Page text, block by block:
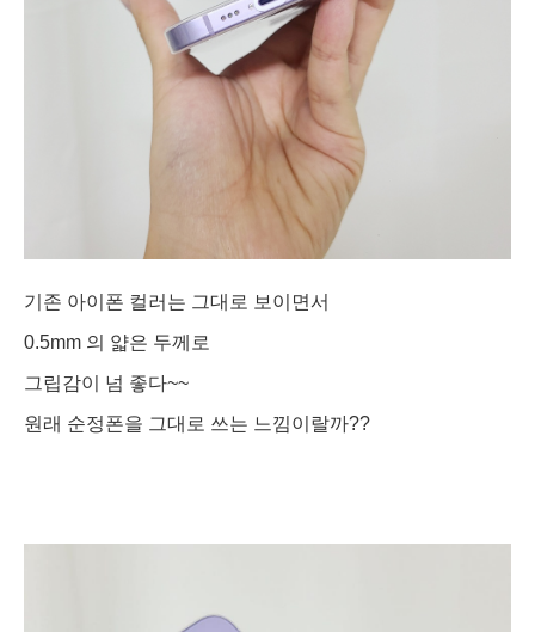
기존 아이폰 컬러는 그대로 보이면서
0.5mm 의 얇은 두께로
그립감이 넘 좋다~~
원래 순정폰을 그대로 쓰는 느낌이랄까??